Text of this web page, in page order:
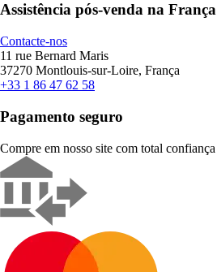
Assistência pós-venda na França
Contacte-nos
11 rue Bernard Maris
37270 Montlouis-sur-Loire, França
+33 1 86 47 62 58
Pagamento seguro
Compre em nosso site com total confiança